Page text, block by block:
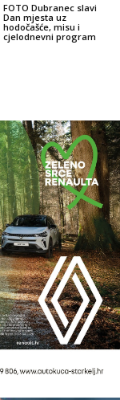
FOTO Dubranec slavi
Dan mjesta uz
hodočašće, misu i
cjelodnevni program